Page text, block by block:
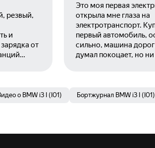
резвый,
и
от
все
по
хода
70-74 км,
Это моя первая
открыла мне глаза на
электротранспорт.
первый автомобиль,
сильно, машина
думал покоцает, но ни
о BMW i3 I (I01) Бортжурнал BMW i3 I (I01)